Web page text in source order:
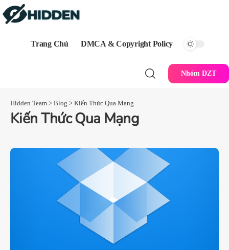
Trang Chủ DMCA & Copyright Policy
Nhóm DZT
Hidden Team > Blog > Kiến Thức Qua Mạng
Kiến Thức Qua Mạng